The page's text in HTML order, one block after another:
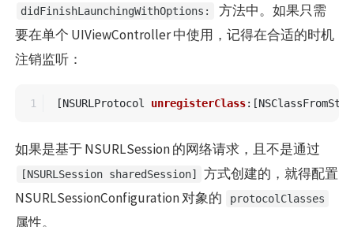
didFinishLaunchingWithOptions:
方法中。如果只需
要在单个 UIViewController 中使用，记得在合适的时机
注销监听：
[NSURLProtocol unregisterClass:[
如果是基于 NSURLSession 的网络请求，且不是通过
[NSURLSession sharedSession]
方式创建的，就得配置
NSURLSessionConfiguration 对象的
protocolClasses
属性。